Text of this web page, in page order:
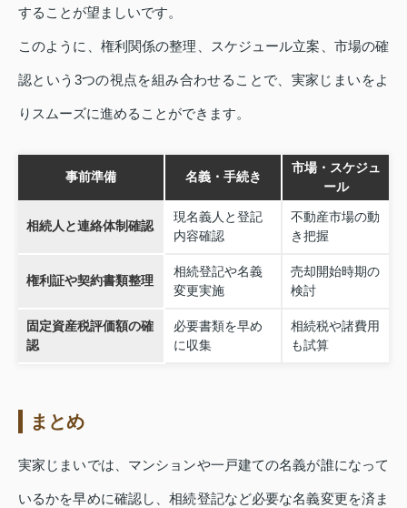
することが望ましいです。
このように、権利関係の整理、スケジュール立案、市場の確
認という3つの視点を組み合わせることで、実家じまいをよ
りスムーズに進めることができます。
事前準備 名義・手続き
市場・スケジュ
ール
相続人と連絡体制確認
現名義人と登記
内容確認
不動産市場の動
き把握
権利証や契約書類整理
相続登記や名義
変更実施
売却開始時期の
検討
固定資産税評価額の確
認
必要書類を早め
に収集
相続税や諸費用
も試算
まとめ
実家じまいでは、マンションや一戸建ての名義が誰になって
いるかを早めに確認し、相続登記など必要な名義変更を済ま